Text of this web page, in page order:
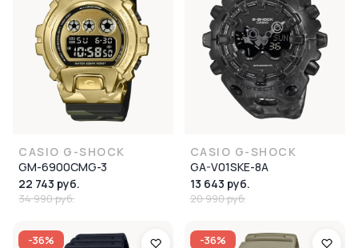
CASIO G-SHOCK
GM-6900CMG-3
22 743 руб.
34 990 руб.
CASIO G-SHOCK
GA-V01SKE-8A
13 643 руб.
20 990 руб.
-36% -36%